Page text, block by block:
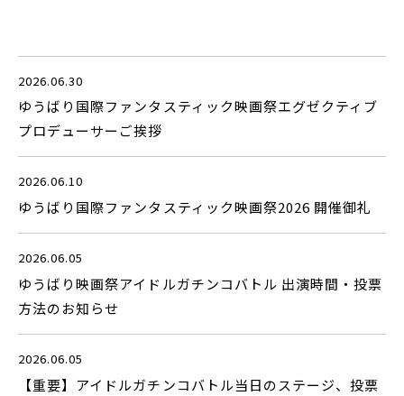
2026.06.30
ゆうばり国際ファンタスティック映画祭エグゼクティブ
プロデューサーご挨拶
2026.06.10
ゆうばり国際ファンタスティック映画祭2026 開催御礼
2026.06.05
ゆうばり映画祭アイドルガチンコバトル 出演時間・投票
方法のお知らせ
2026.06.05
【重要】アイドルガチンコバトル当日のステージ、投票